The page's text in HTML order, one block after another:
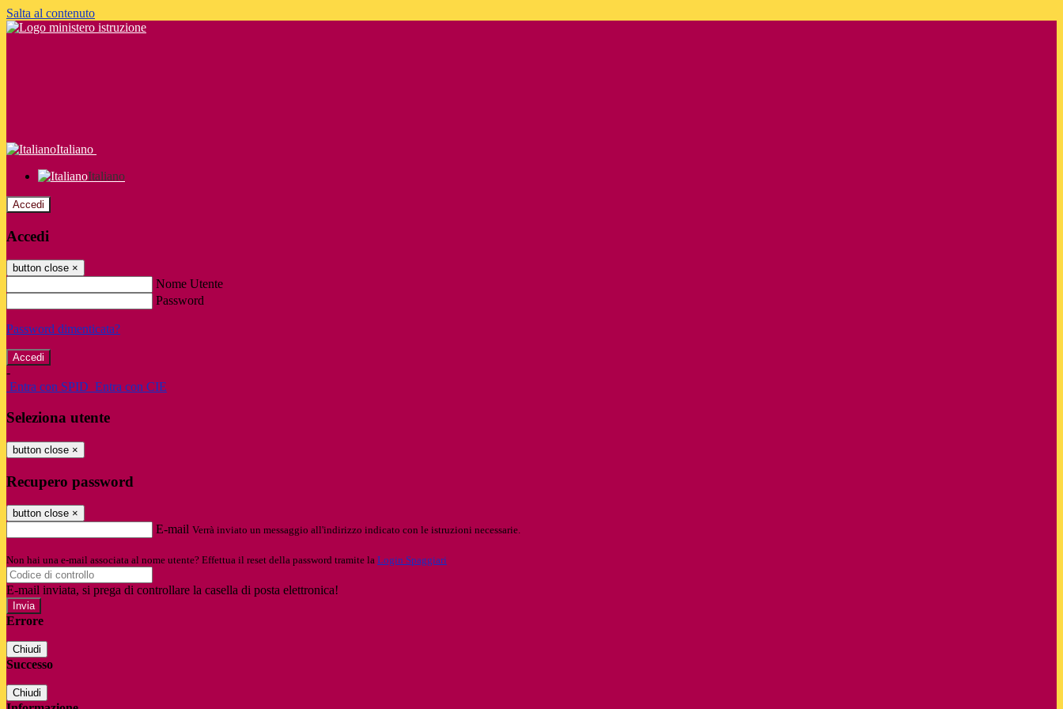
Salta al contenuto
Italiano
Italiano
Accedi
Accedi
button close ×
Nome Utente
Password
Password dimenticata?
-
Entra con SPID Entra con CIE
Seleziona utente
button close ×
Recupero password
button close ×
E-mail Verrà inviato un messaggio all'indirizzo indicato con le istruzioni necessarie.
Non hai una e-mail associata al nome utente? Effettua il reset della password tramite la Login Spaggiari
E-mail inviata, si prega di controllare la casella di posta elettronica!
Errore
Chiudi
Successo
Chiudi